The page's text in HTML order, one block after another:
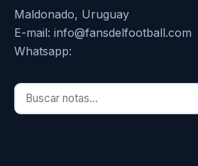
Maldonado, Uruguay
E-mail: info@fansdelfootball.com
Whatsapp:
Buscar notas